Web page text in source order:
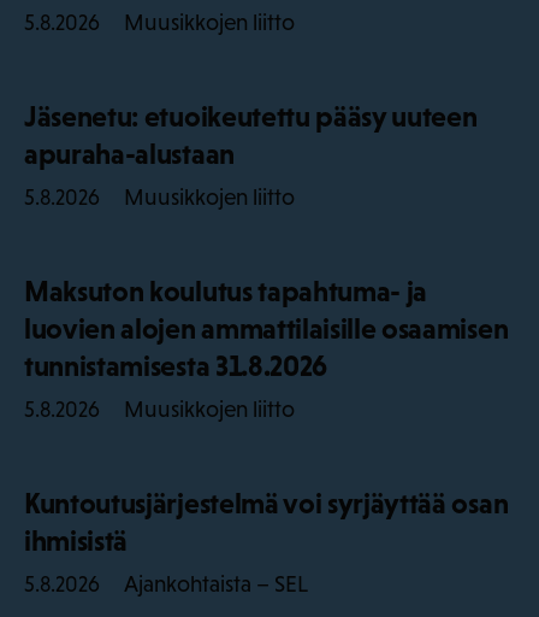
5.8.2026 Muusikkojen liitto
Jäsenetu: etuoikeutettu pääsy uuteen
apuraha-alustaan
5.8.2026 Muusikkojen liitto
Maksuton koulutus tapahtuma- ja
luovien alojen ammattilaisille osaamisen
tunnistamisesta 31.8.2026
5.8.2026 Muusikkojen liitto
Kuntoutusjärjestelmä voi syrjäyttää osan
ihmisistä
5.8.2026 Ajankohtaista – SEL